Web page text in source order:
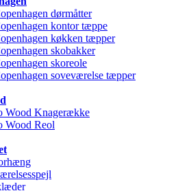
dørmåtter
kontor tæppe
køkken tæpper
skobakker
skoreole
soveværelse tæpper
Wood Knagerække
Wood Reol